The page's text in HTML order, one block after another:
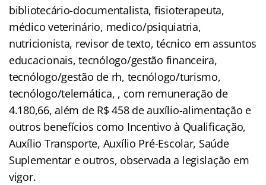
bibliotecário-documentalista, fisioterapeuta,
médico veterinário, medico/psiquiatria,
nutricionista, revisor de texto, técnico em assuntos
educacionais, tecnólogo/gestão financeira,
tecnólogo/gestão de rh, tecnólogo/turismo,
tecnólogo/telemática, , com remuneração de
4.180,66, além de R$ 458 de auxílio-alimentação e
outros benefícios como Incentivo à Qualificação,
Auxílio Transporte, Auxílio Pré-Escolar, Saúde
Suplementar e outros, observada a legislação em
vigor.